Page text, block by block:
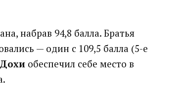
набрав 94,8 балла. Братья
— один с 109,5 балла (5-е
обеспечил себе место в